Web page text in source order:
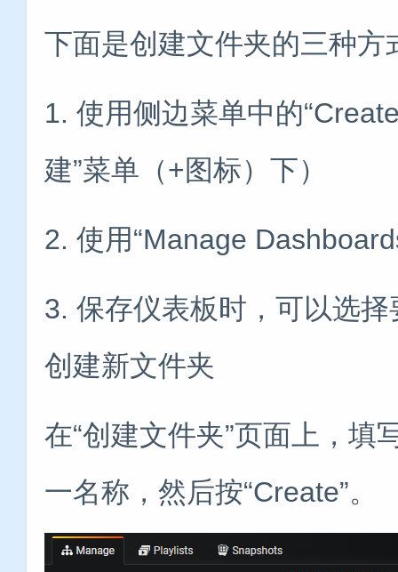
下面是创建文件夹的三种方
1. 使用侧边菜单中的
建”菜单（+图标）下）
2. 使用“Manage
3. 保存仪表板时，可以选
创建新文件夹
在“创建文件夹”页面上，
一名称，然后按“Create”。